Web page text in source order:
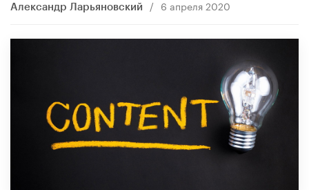
Александр Ларьяновский / 6 апреля 2020